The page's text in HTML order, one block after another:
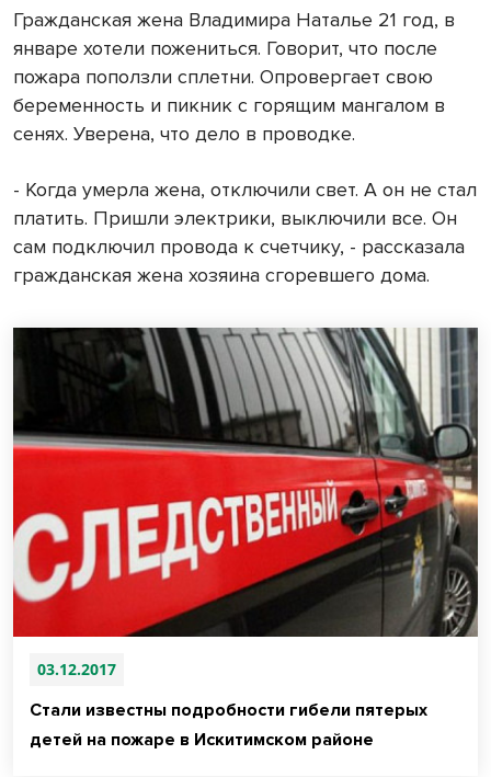
Гражданская жена Владимира Наталье 21 год, в
январе хотели пожениться. Говорит, что после
пожара поползли сплетни. Опровергает свою
беременность и пикник с горящим мангалом в
сенях. Уверена, что дело в проводке.
- Когда умерла жена, отключили свет. А он не стал
платить. Пришли электрики, выключили все. Он
сам подключил провода к счетчику, - рассказала
гражданская жена хозяина сгоревшего дома.
03.12.2017
Стали известны подробности гибели пятерых
детей на пожаре в Искитимском районе